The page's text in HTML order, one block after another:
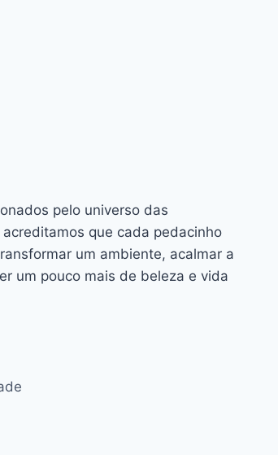
pelo universo das
que cada pedacinho
um ambiente, acalmar a
um pouco mais de beleza e vida